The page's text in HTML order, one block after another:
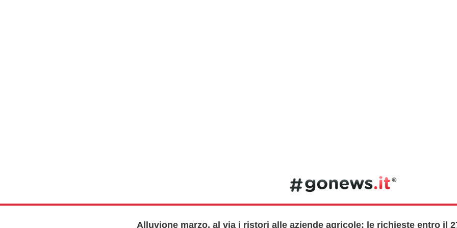
Alluvione marzo, al via i ristori alle aziende agricole: le richieste entro il